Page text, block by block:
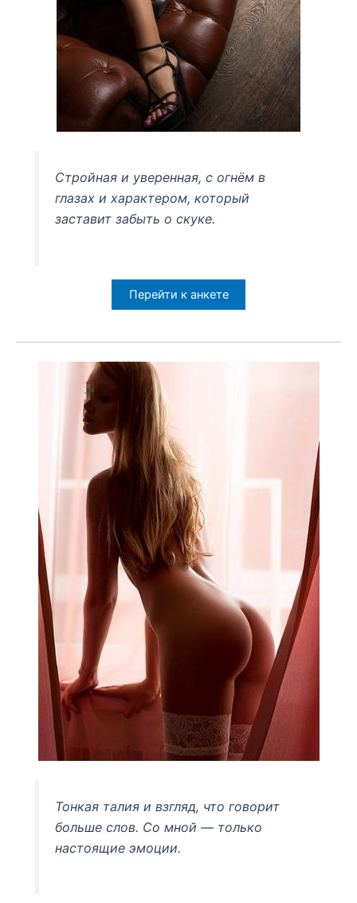
Стройная и уверенная, с огнём в
глазах и характером, который
заставит забыть о скуке.
Перейти к анкете
Тонкая талия и взгляд, что говорит
больше слов. Со мной — только
настоящие эмоции.